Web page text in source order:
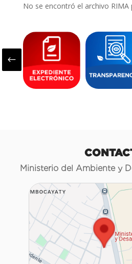
No se encontró el archivo RIMA
#
Ministerio del Ambiente y